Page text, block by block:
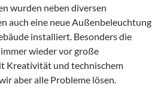
wurden neben diversen
auch eine neue Außenbeleuchtung
installiert. Besonders die
wieder vor große
Kreativität und technischem
aber alle Probleme lösen.